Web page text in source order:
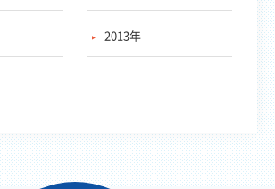
2013年